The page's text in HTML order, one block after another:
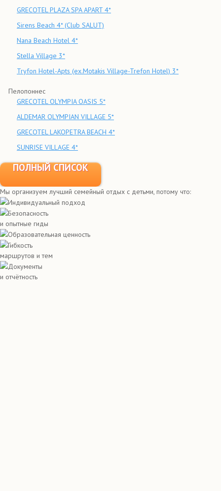
GRECOTEL PLAZA SPA APART 4*
Sirens Beach 4* (Club SALUT)
Nana Beach Hotel 4*
Stella Village 3*
Tryfon Hotel-Apts (ex.Motakis Village-Trefon Hotel) 3*
Пелопоннес
GRECOTEL OLYMPIA OASIS 5*
ALDEMAR OLYMPIAN VILLAGE 5*
GRECOTEL LAKOPETRA BEACH 4*
SUNRISE VILLAGE 4*
ПОЛНЫЙ СПИСОК
Мы организуем лучший семейный отдых с детьми, потому что:
Индивидуальный подход
Безопасность
и опытные гиды
Образовательная ценность
Гибкость
маршрутов и тем
Документы
и отчётность